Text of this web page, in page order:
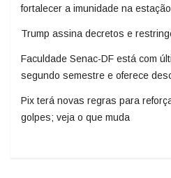
fortalecer a imunidade na
Trump assina decretos e
Faculdade Senac-DF está com
segundo semestre e oferece
Pix terá novas regras para
golpes; veja o que muda